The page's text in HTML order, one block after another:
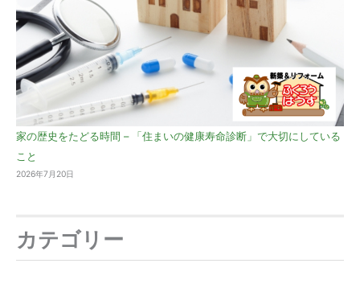
家の歴史をたどる時間 – 「住まいの健康寿命診断」で大切にしている
こと
2026年7月20日
カテゴリー